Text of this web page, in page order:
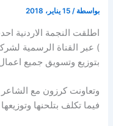
بواسطة /15 يناير، 2018
اطلقت النجمة الاردنية
بتوزيع وتسويق جميع
وتعاونت كرزون مع الشاعر
فيما تكلف بتلحنها